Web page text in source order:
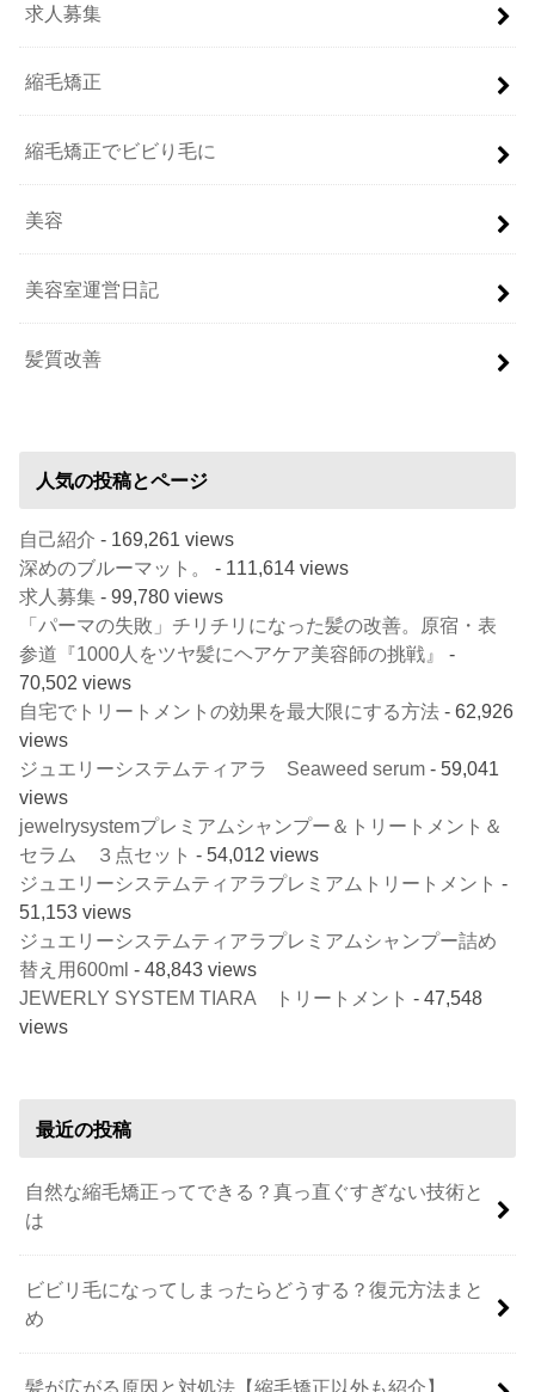
求人募集
縮毛矯正
縮毛矯正でビビり毛に
美容
美容室運営日記
髪質改善
人気の投稿とページ
自己紹介 - 169,261 views
深めのブルーマット。
- 111,614 views
求人募集 - 99,780 views
「パーマの失敗」チリチリになった髪の改善。原宿・表
参道『1000人をツヤ髪にヘアケア美容師の挑戦』
-
70,502 views
自宅でトリートメントの効果を最大限にする方法 - 62,926
views
ジュエリーシステムティアラ Seaweed serum - 59,041
views
jewelrysystemプレミアムシャンプー＆トリートメント＆
セラム ３点セット - 54,012 views
ジュエリーシステムティアラプレミアムトリートメント -
51,153 views
ジュエリーシステムティアラプレミアムシャンプー詰め
替え用600ml - 48,843 views
JEWERLY SYSTEM TIARA トリートメント - 47,548
views
最近の投稿
自然な縮毛矯正ってできる？真っ直ぐすぎない技術と
は
ビビリ毛になってしまったらどうする？復元方法まと
め
髪が広がる原因と対処法【縮毛矯正以外も紹介】